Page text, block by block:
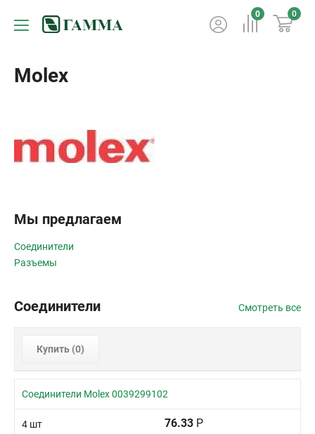
0 0
Molex
Мы предлагаем
Соединители
Разъемы
Соединители Смотреть все
Купить (0)
Соединители Molex 0039299102
4 шт 76.33 Р